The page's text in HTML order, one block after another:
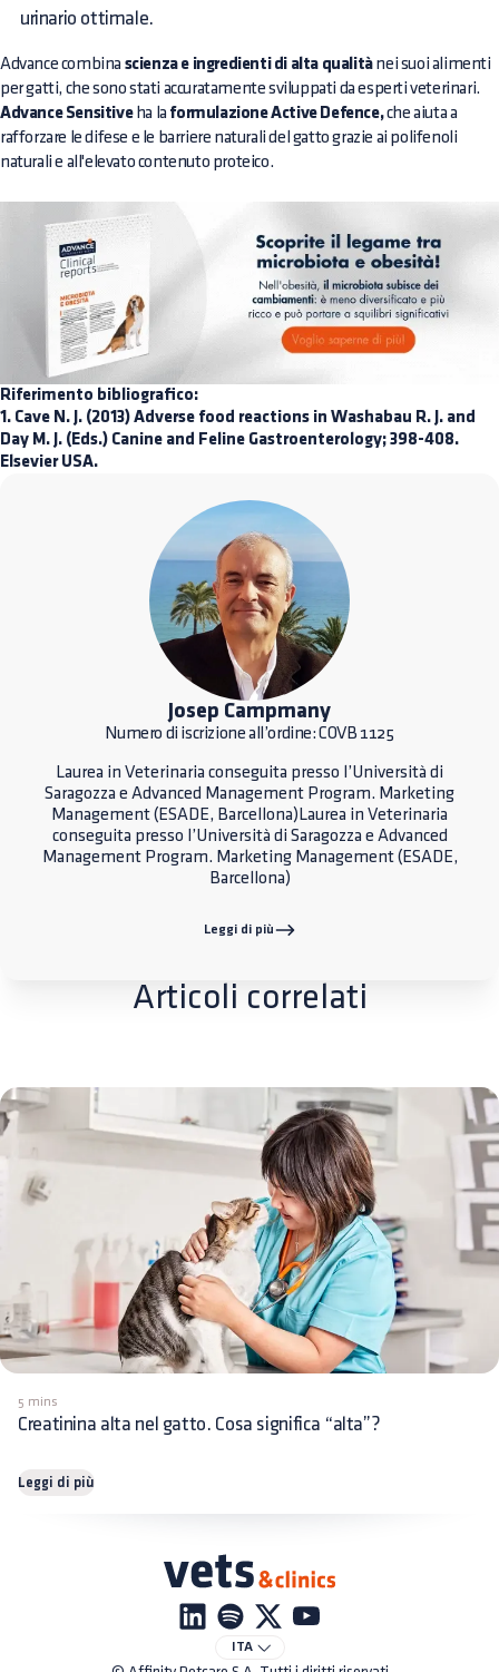
urinario ottimale.
Advance combina scienza e ingredienti di alta qualitànei suoi alimenti
per gatti, che sono stati accuratamente sviluppati da esperti veterinari.
Advance Sensitiveha la formulazione Active Defence,che aiuta a
rafforzare le difese e le barriere naturali del gatto grazie ai polifenoli
naturali e all'elevato contenuto proteico.
Riferimento bibliografico:
1. Cave N. J. (2013) Adverse food reactions in Washabau R. J. and
Day M. J. (Eds.) Canine and Feline Gastroenterology; 398-408.
Elsevier USA.
Josep Campmany
Numero di iscrizione all’ordine: COVB 1125
Laurea in Veterinaria conseguita presso l’Università di
Saragozza e Advanced Management Program. Marketing
Management (ESADE, Barcellona)Laurea in Veterinaria
conseguita presso l’Università di Saragozza e Advanced
Management Program. Marketing Management (ESADE,
Barcellona)
Leggi di più
Articoli correlati
5 mins
Creatinina alta nel gatto. Cosa significa “alta”?
Leggi di più
ITA